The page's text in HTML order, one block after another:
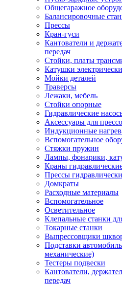
Общегаражное
Балансировочные
Прессы
Кран-гуси
Кантователи и
передач
Стойки, платы
Катушки
Мойки деталей
Траверсы
Лежаки, мебель
Стойки опорные
Гидравлические
Аксессуары для
Индукционные
Вспомогательное
Стяжки пружин
Лампы, фонарики,
Краны
Прессы
Домкраты
Расходные материалы
Вспомогательное
Осветительное
Клепальные станки
Токарные станки
Выпрессовщики
Подставки
механические)
Тестеры подвески
Кантователи,
передач